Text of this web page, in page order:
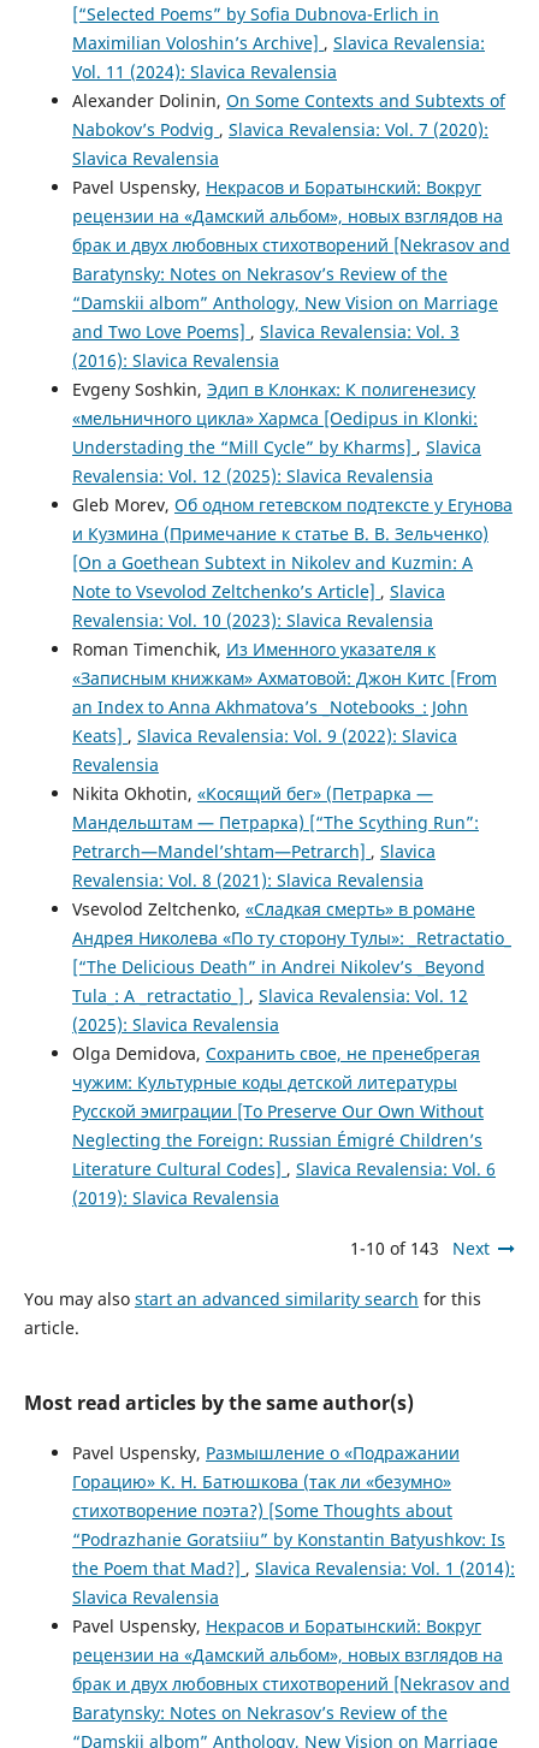
[“Selected Poems” by Sofia Dubnova-Erlich in
Maximilian Voloshin’s Archive] , Slavica Revalensia:
Vol. 11 (2024): Slavica Revalensia
Alexander Dolinin, On Some Contexts and Subtexts of
Nabokov’s Podvig , Slavica Revalensia: Vol. 7 (2020):
Slavica Revalensia
Pavel Uspensky, Некрасов и Боратынский: Вокруг
рецензии на «Дамский альбом», новых взглядов на
брак и двух любовных стихотворений [Nekrasov and
Baratynsky: Notes on Nekrasov’s Review of the
“Damskii albom” Anthology, New Vision on Marriage
and Two Love Poems] , Slavica Revalensia: Vol. 3
(2016): Slavica Revalensia
Evgeny Soshkin, Эдип в Клонках: К полигенезису
«мельничного цикла» Хармса [Oedipus in Klonki:
Understading the “Mill Cycle” by Kharms] , Slavica
Revalensia: Vol. 12 (2025): Slavica Revalensia
Gleb Morev, Об одном гетевском подтексте у Егунова
и Кузмина (Примечание к статье В. В. Зельченко)
[On a Goethean Subtext in Nikolev and Kuzmin: A
Note to Vsevolod Zeltchenko’s Article] , Slavica
Revalensia: Vol. 10 (2023): Slavica Revalensia
Roman Timenchik, Из Именного указателя к
«Записным книжкам» Ахматовой: Джон Китс [From
an Index to Anna Akhmatova’s _Notebooks_: John
Keats] , Slavica Revalensia: Vol. 9 (2022): Slavica
Revalensia
Nikita Okhotin, «Косящий бег» (Петрарка —
Мандельштам — Петрарка) [“The Scything Run”:
Petrarch—Mandel’shtam—Petrarch] , Slavica
Revalensia: Vol. 8 (2021): Slavica Revalensia
Vsevolod Zeltchenko, «Сладкая смерть» в романе
Андрея Николева «По ту сторону Тулы»: _Retractatio_
[“The Delicious Death” in Andrei Nikolev’s _Beyond
Tula_: A _retractatio_] , Slavica Revalensia: Vol. 12
(2025): Slavica Revalensia
Olga Demidova, Сохранить свое, не пренебрегая
чужим: Культурные коды детской литературы
Русской эмиграции [To Preserve Our Own Without
Neglecting the Foreign: Russian Émigré Children’s
Literature Cultural Codes] , Slavica Revalensia: Vol. 6
(2019): Slavica Revalensia
1-10 of 143 Next
You may also start an advanced similarity search for this
article.
Most read articles by the same author(s)
Pavel Uspensky, Pазмышление о «Подражании
Горацию» К. Н. Батюшкова (так ли «безумно»
стихотворение поэта?) [Some Thoughts about
“Podrazhanie Goratsiiu” by Konstantin Batyushkov: Is
the Poem that Mad?] , Slavica Revalensia: Vol. 1 (2014):
Slavica Revalensia
Pavel Uspensky, Некрасов и Боратынский: Вокруг
рецензии на «Дамский альбом», новых взглядов на
брак и двух любовных стихотворений [Nekrasov and
Baratynsky: Notes on Nekrasov’s Review of the
“Damskii albom” Anthology, New Vision on Marriage